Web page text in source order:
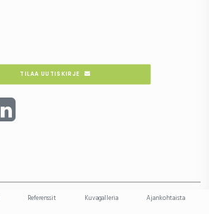
TILAA UUTISKIRJE
Referenssit Kuvagalleria Ajankohtaista